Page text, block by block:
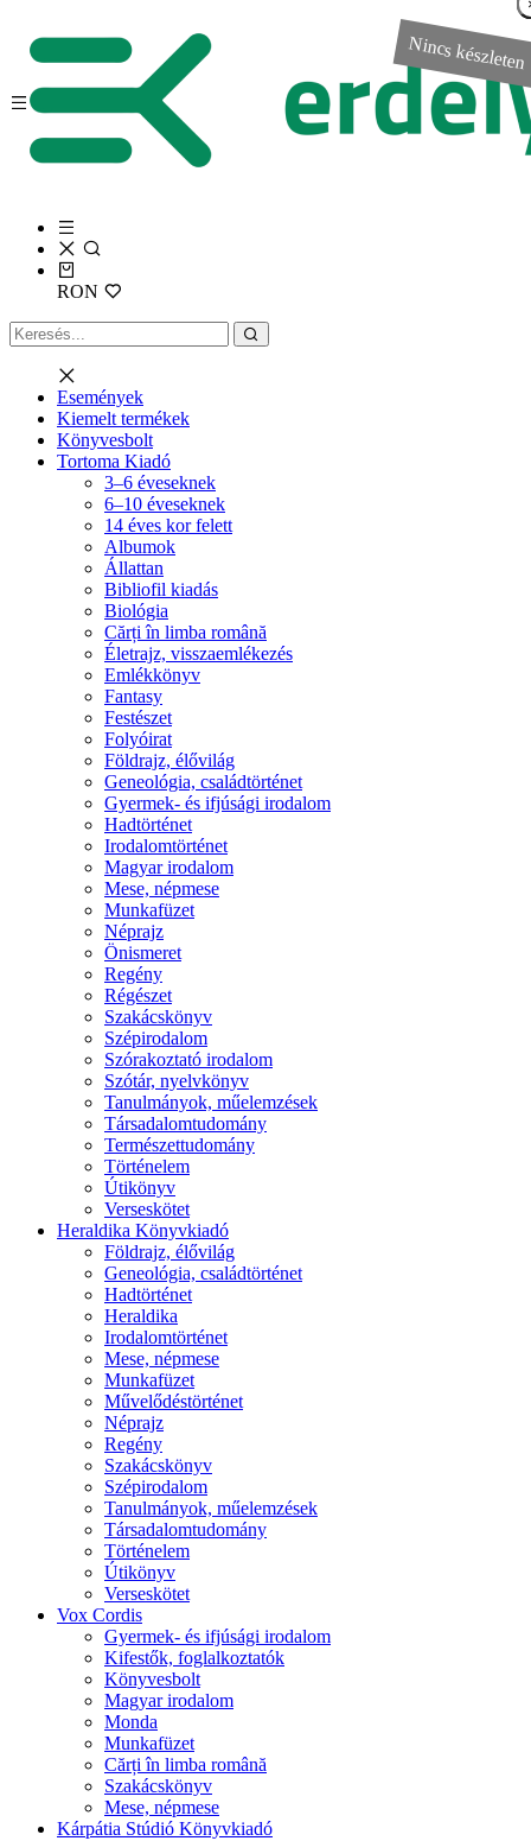
RON
Események
Kiemelt termékek
Könyvesbolt
Tortoma Kiadó
3–6 éveseknek
6–10 éveseknek
14 éves kor felett
Albumok
Állattan
Bibliofil kiadás
Biológia
Cărți în limba română
Életrajz, visszaemlékezés
Emlékkönyv
Fantasy
Festészet
Folyóirat
Földrajz, élővilág
Geneológia, családtörténet
Gyermek- és ifjúsági irodalom
Hadtörténet
Irodalomtörténet
Magyar irodalom
Mese, népmese
Munkafüzet
Néprajz
Önismeret
Regény
Régészet
Szakácskönyv
Szépirodalom
Szórakoztató irodalom
Szótár, nyelvkönyv
Tanulmányok, műelemzések
Társadalomtudomány
Természettudomány
Történelem
Útikönyv
Verseskötet
Heraldika Könyvkiadó
Földrajz, élővilág
Geneológia, családtörténet
Hadtörténet
Heraldika
Irodalomtörténet
Mese, népmese
Munkafüzet
Művelődéstörténet
Néprajz
Regény
Szakácskönyv
Szépirodalom
Tanulmányok, műelemzések
Társadalomtudomány
Történelem
Útikönyv
Verseskötet
Vox Cordis
Gyermek- és ifjúsági irodalom
Kifestők, foglalkoztatók
Könyvesbolt
Magyar irodalom
Monda
Munkafüzet
Cărți în limba română
Szakácskönyv
Mese, népmese
Kárpátia Stúdió Könyvkiadó
Nincs készleten